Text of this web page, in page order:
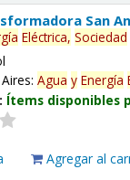
San
Eléctrica, Sociedad
Agua y Energía
Ítems disponibles
Agregar al